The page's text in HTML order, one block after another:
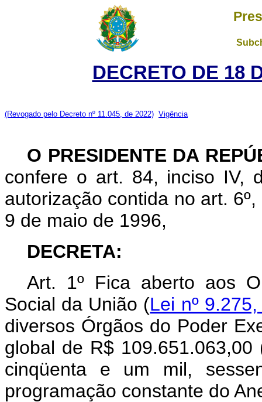
DECRETO DE 18
(Revogado pelo Decreto nº 11.045, de 2022) Vigência
O PRESIDENTE DA
confere o art. 84, inciso IV,
autorização contida no art.
9 de maio de 1996,
DECRETA:
Art. 1º Fica aberto aos
Social da União (Lei nº
diversos Órgãos do Poder
global de R$
cinqüenta e um mil,
programação constante do